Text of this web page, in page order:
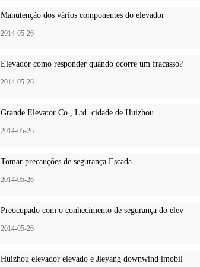
Manutenção dos vários componentes do elevador
2014-05-26
Elevador como responder quando ocorre um fracasso?
2014-05-26
Grande Elevator Co., Ltd. cidade de Huizhou
2014-05-26
Tomar precauções de segurança Escada
2014-05-26
Preocupado com o conhecimento de segurança do elev
2014-05-26
Huizhou elevador elevado e Jieyang downwind imobil